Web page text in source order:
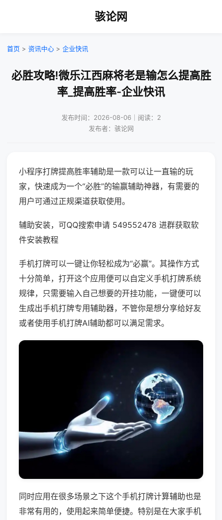
骇论网
首页 > 资讯中心 > 企业快讯
必胜攻略!微乐江西麻将老是输怎么提高胜
率_提高胜率-企业快讯
发布时间：2026-08-06｜阅读：2
发布者：骇论网
小程序打牌提高胜率辅助是一款可以让一直输的玩
家，快速成为一个“必胜”的输赢辅助神器，有需要的
用户可通过正规渠道获取使用。
辅助安装，可QQ搜索申请 549552478 进群获取软
件安装教程
手机打牌可以一键让你轻松成为“必赢”。其操作方式
十分简单，打开这个应用便可以自定义手机打牌系统
规律，只需要输入自己想要的开挂功能，一键便可以
生成出手机打牌专用辅助器，不管你是想分享给好友
或者使用手机打牌AI辅助都可以满足需求。
同时应用在很多场景之下这个手机打牌计算辅助也是
非常有用的，使用起来简单便捷。特别是在大家手机